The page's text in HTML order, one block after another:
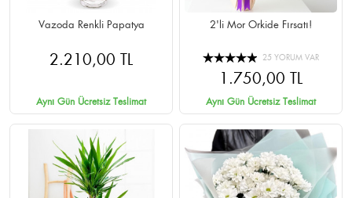
Vazoda Renkli Papatya
2.210,00 TL
Aynı Gün Ücretsiz Teslimat
2'li Mor Orkide Fırsatı!
25 YORUM VAR
1.750,00 TL
Aynı Gün Ücretsiz Teslimat